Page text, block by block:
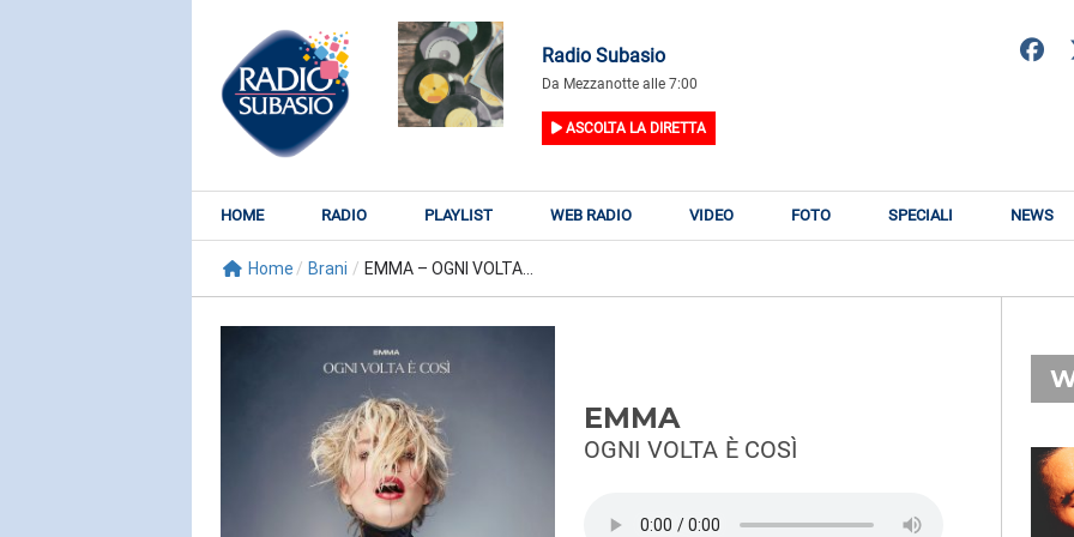
Radio Subasio
Da Mezzanotte alle 7:00
ASCOLTA LA DIRETTA
HOME RADIO PLAYLIST WEB RADIO VIDEO FOTO SPECIALI NEWS
Home / Brani / EMMA – OGNI VOLTA...
EMMA
OGNI VOLTA È COSÌ
EROS RAMAZZOTTI
Ciao Pà